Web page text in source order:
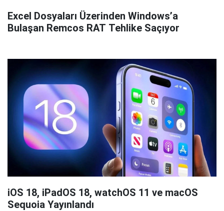
Excel Dosyaları Üzerinden Windows’a
Bulaşan Remcos RAT Tehlike Saçıyor
iOS 18, iPadOS 18, watchOS 11 ve macOS
Sequoia Yayınlandı